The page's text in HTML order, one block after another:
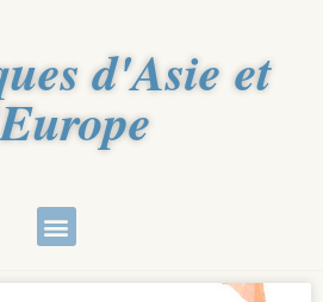
d'Asie et